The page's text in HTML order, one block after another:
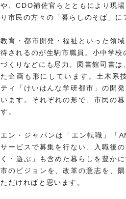
や、CDO補佐官らとともにより現
り市民の方々の「暮らしのそば」に
教育・都市開発・福祉といった領
待されるのが生駒市職員。小中学
づくりなどにも尽力。図書館司書は
た企画も形にしています。土木系
ティ「けいはんな学研都市」の開
います。それぞれの形で、市民の
す。
エン・ジャパンは「エン転職」「
サービスで募集を行ない、入職後
く・遊ぶ」も含めた暮らしを豊か
市のビジョンを、改革の意志を、
ただければと思います。